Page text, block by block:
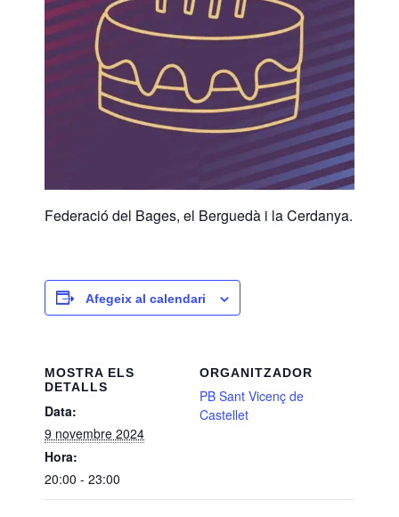
Federació del Bages, el Berguedà i la Cerdanya.
Afegeix al calendari
MOSTRA ELS
DETALLS
Data:
9 novembre 2024
Hora:
20:00 - 23:00
ORGANITZADOR
PB Sant Vicenç de
Castellet